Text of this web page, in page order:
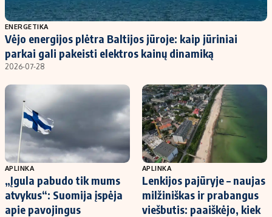
Populiarios temos
Investavimas
Akcijų rinka
Saulės elektrinės
Kriptovaliutos
Infliacija
Migracija
Titulinis
Nedarbo išmokos skaičiuoklė
Indėlių skaičiuoklė
Būsto finansai
Įdomios naujienos
Redakcija
Apie mus
ENERGETIKA
Vėjo energijos plėtra Baltijos jūroje: kaip jūriniai
parkai gali pakeisti elektros kainų dinamiką
2026-07-28
APLINKA
„Įgula pabudo tik mums
atvykus“: Suomija įspėja
apie pavojingus
APLINKA
Lenkijos pajūryje – naujas
milžiniškas ir prabangus
viešbutis: paaiškėjo, kiek